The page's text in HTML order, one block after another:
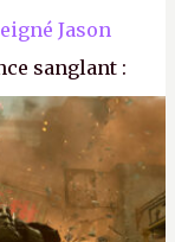
Jason
sanglant :
de
gros, essorer
P.